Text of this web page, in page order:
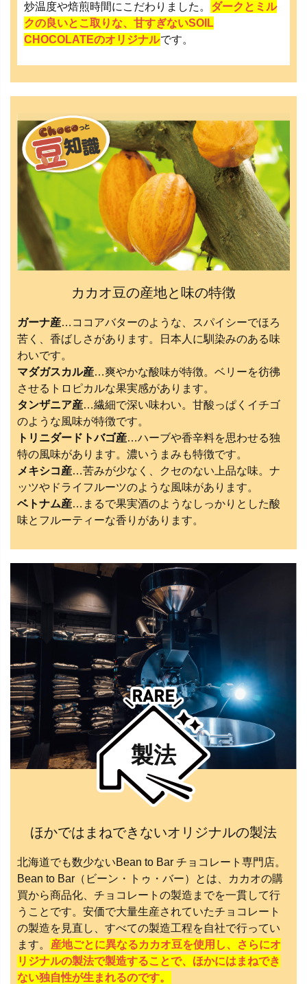
炒温度や焙煎時間にこだわりました。
ダークとミル
クの良いとこ取りな、甘すぎないSOIL
CHOCOLATEのオリジナルです。
カカオ豆の産地と味の特徴
ガーナ産…ココアバターのような、スパイシーでほろ
苦く、香ばしさがあります。日本人に馴染みのある味
わいです。
マダガスカル産…爽やかな酸味が特徴。ベリーを彷彿
させるトロピカルな果実感があります。
タンザニア産…繊細で深い味わい。甘酸っぱくイチゴ
のような風味が特徴です。
トリニダードトバゴ産…ハーブや香辛料を思わせる独
特の風味があります。濃いうまみも特徴です。
メキシコ産…苦みが少なく、クセのない上品な味。ナ
ッツやドライフルーツのような風味があります。
ベトナム産…まるで果実酒のようなしっかりとした酸
味とフルーティーな香りがあります。
製法
ほかではまねできないオリジナルの製法
北海道でも数少ないBean to Bar チョコレート専門店。
Bean to Bar（ビーン・トゥ・バー）とは、カカオの購
買から商品化、チョコレートの製造までを一貫して行
うことです。安価で大量生産されていたチョコレート
の製造を見直し、すべての製造工程を自社で行ってい
ます。
産地ごとに異なるカカオ豆を使用し、さらにオ
リジナルの製法で製造することで、ほかにはまねでき
ない独自性が生まれるのです。